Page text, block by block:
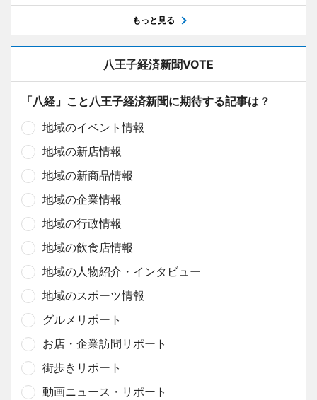
もっと見る
八王子経済新聞VOTE
「八経」こと八王子経済新聞に期待する記事は？
地域のイベント情報
地域の新店情報
地域の新商品情報
地域の企業情報
地域の行政情報
地域の飲食店情報
地域の人物紹介・インタビュー
地域のスポーツ情報
グルメリポート
お店・企業訪問リポート
街歩きリポート
動画ニュース・リポート